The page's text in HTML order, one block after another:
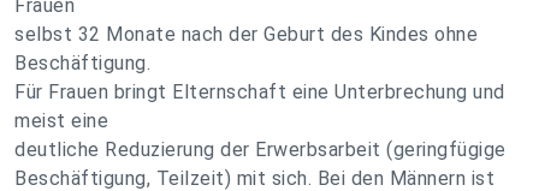
Frauen
selbst 32 Monate nach der Geburt des Kindes ohne
Beschäftigung.
Für Frauen bringt Elternschaft eine Unterbrechung und
meist eine
deutliche Reduzierung der Erwerbsarbeit (geringfügige
Beschäftigung, Teilzeit) mit sich. Bei den Männern ist